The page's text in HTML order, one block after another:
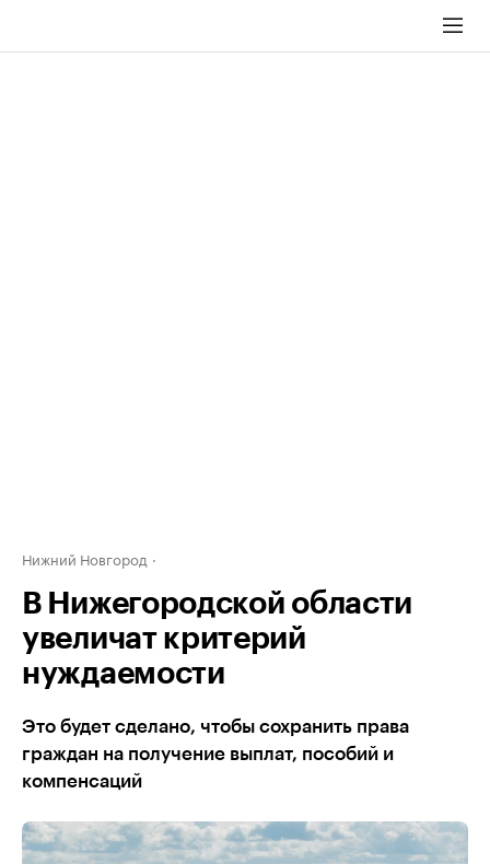
Нижний Новгород
В Нижегородской области
увеличат критерий
нуждаемости
Это будет сделано, чтобы сохранить права
граждан на получение выплат, пособий и
компенсаций